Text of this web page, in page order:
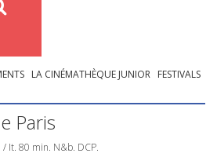
LA CINÉMATHÈQUE JUNIOR FESTIVALS
Paris
/ It. 80 min. N&b. DCP.